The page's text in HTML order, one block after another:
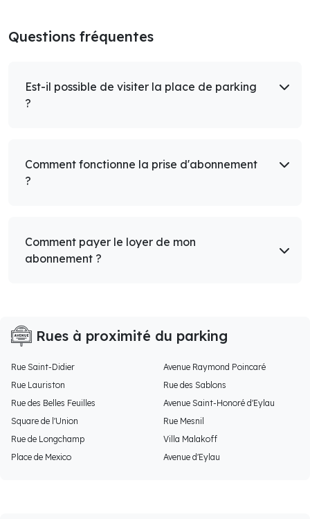
Questions fréquentes
Est-il possible de visiter la place de parking
?
Comment fonctionne la prise d'abonnement
?
Comment payer le loyer de mon
abonnement ?
Rues à proximité du parking
Rue Saint-Didier
Avenue Raymond Poincaré
Rue Lauriston
Rue des Sablons
Rue des Belles Feuilles
Avenue Saint-Honoré d'Eylau
Square de l'Union
Rue Mesnil
Rue de Longchamp
Villa Malakoff
Place de Mexico
Avenue d'Eylau